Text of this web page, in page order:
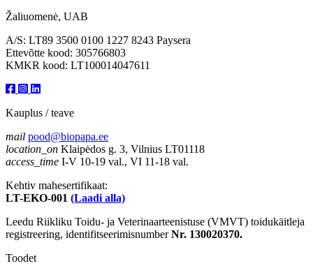
Žaliuomenė, UAB
A/S: LT89 3500 0100 1227 8243 Paysera
Ettevõtte kood: 305766803
KMKR kood: LT100014047611
Kauplus / teave
mail pood@biopapa.ee
location_on Klaipėdos g. 3, Vilnius LT01118
access_time I-V 10-19 val., VI 11-18 val.
Kehtiv mahesertifikaat:
LT-EKO-001 (Laadi alla)
Leedu Riikliku Toidu- ja Veterinaarteenistuse (VMVT) toidukäitleja
registreering, identifitseerimisnumberNr. 130020370.
Toodet